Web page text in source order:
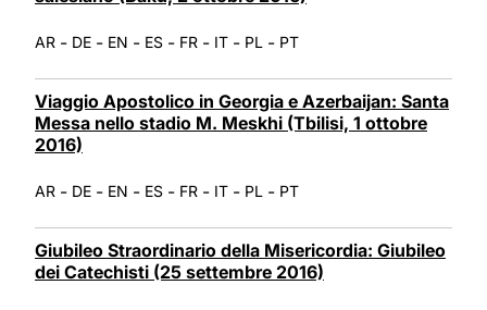
AR - DE - EN - ES - FR - IT - PL - PT
Viaggio Apostolico in Georgia e Azerbaijan: Santa
Messa nello stadio M. Meskhi (Tbilisi, 1 ottobre
2016)
AR - DE - EN - ES - FR - IT - PL - PT
Giubileo Straordinario della Misericordia: Giubileo
dei Catechisti (25 settembre 2016)